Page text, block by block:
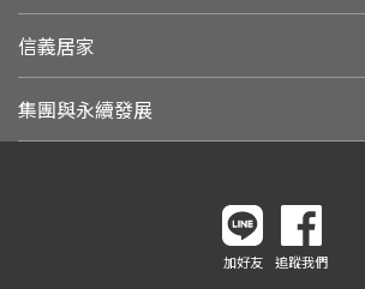
信義居家
集團與永續發展
加好友 追蹤我們